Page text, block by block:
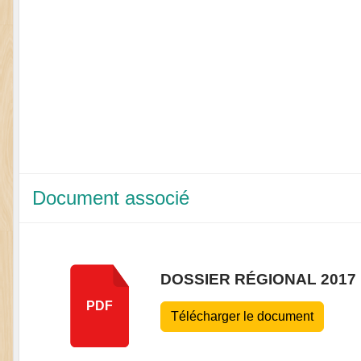
Document associé
PDF
DOSSIER RÉGIONAL 2017
Télécharger le document